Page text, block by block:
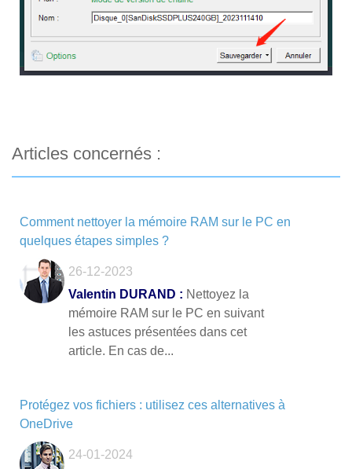
Articles concernés :
Comment nettoyer la mémoire RAM sur le PC en
quelques étapes simples ?
26-12-2023
Valentin DURAND : Nettoyez la
mémoire RAM sur le PC en suivant
les astuces présentées dans cet
article. En cas de...
Protégez vos fichiers : utilisez ces alternatives à
OneDrive
24-01-2024